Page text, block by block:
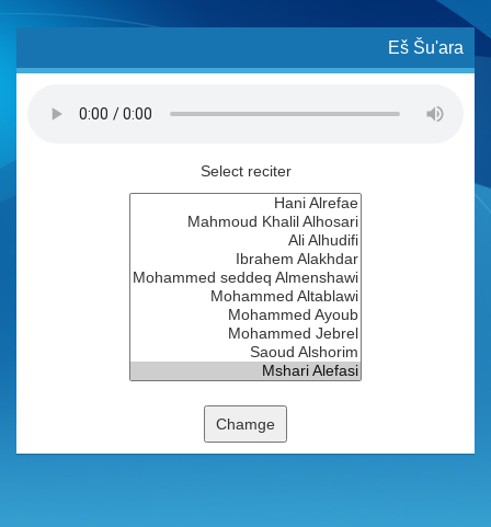
Eš Šu'ara
Select reciter